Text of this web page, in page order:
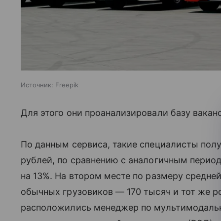
Источник: Freepik
Для этого они проанализировали базу
По данным сервиса, такие специалисты
рублей, по сравнению с аналогичным
на 13%. На втором месте по размеру средней
обычных грузовиков — 170 тысяч и тот же
расположились менеджер по